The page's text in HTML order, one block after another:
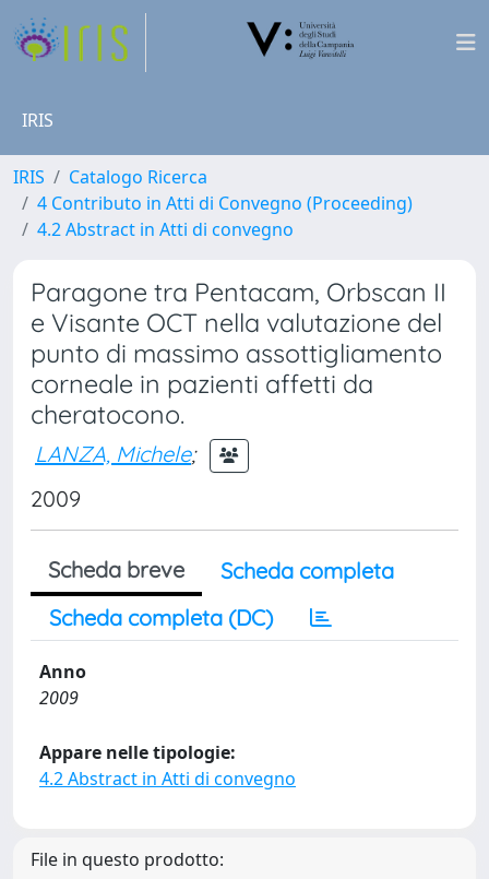
IRIS
IRIS
Catalogo Ricerca
4 Contributo in Atti di Convegno (Proceeding)
4.2 Abstract in Atti di convegno
Paragone tra Pentacam, Orbscan II
e Visante OCT nella valutazione del
punto di massimo assottigliamento
corneale in pazienti affetti da
cheratocono.
LANZA, Michele;
2009
Scheda breve
Scheda completa
Scheda completa (DC)
Anno
2009
Appare nelle tipologie:
4.2 Abstract in Atti di convegno
File in questo prodotto: